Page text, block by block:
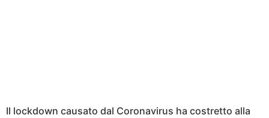
Il lockdown causato dal Coronavirus ha costretto alla